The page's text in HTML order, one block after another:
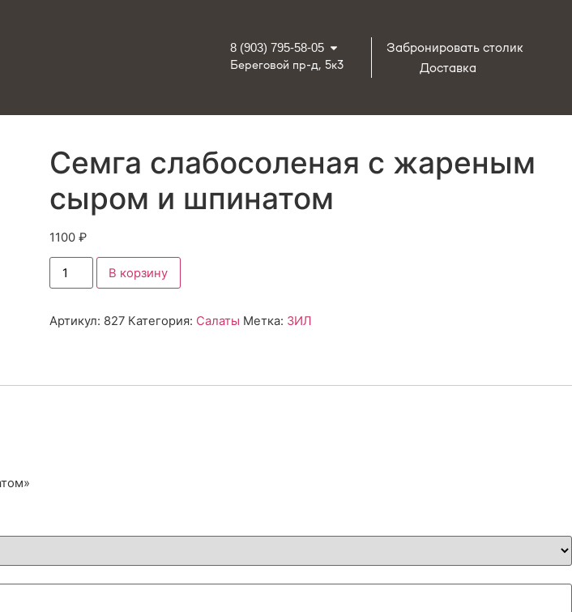
8 (903) 795-58-05
Береговой пр-д, 5к3
Забронировать столик
Доставка
Семга слабосоленая с жареным
сыром и шпинатом
1100 ₽
В корзину
Артикул: 827 Категория: Салаты Метка: ЗИЛ